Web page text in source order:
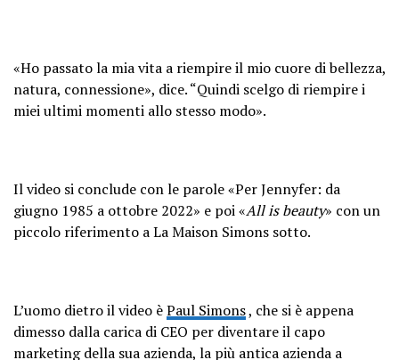
«Ho passato la mia vita a riempire il mio cuore di bellezza,
natura, connessione», dice. “Quindi scelgo di riempire i
miei ultimi momenti allo stesso modo».
Il video si conclude con le parole «Per Jennyfer: da
giugno 1985 a ottobre 2022» e poi «All is beauty» con un
piccolo riferimento a La Maison Simons sotto.
L’uomo dietro il video èPaul Simons, che si è appena
dimesso dalla carica di CEO per diventare il capo
marketing della sua azienda, la più antica azienda a